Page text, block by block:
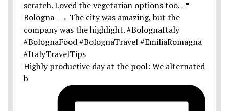
Highly productive day at the pool: We alternated
b